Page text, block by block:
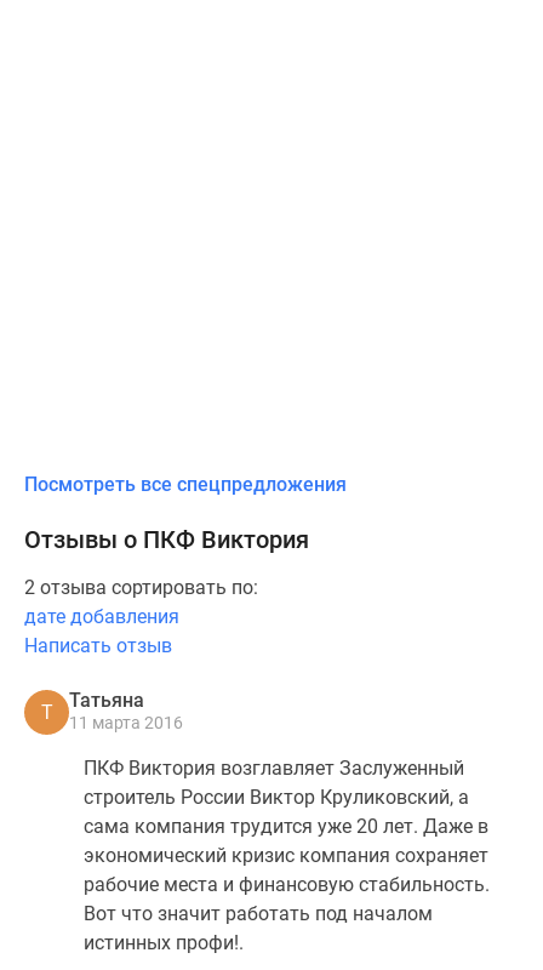
Посмотреть все спецпредложения
Отзывы о ПКФ Виктория
2 отзыва сортировать по:
дате добавления
Написать отзыв
Т
Татьяна
11 марта 2016
ПКФ Виктория возглавляет Заслуженный
строитель России Виктор Круликовский, а
сама компания трудится уже 20 лет. Даже в
экономический кризис компания сохраняет
рабочие места и финансовую стабильность.
Вот что значит работать под началом
истинных профи!.